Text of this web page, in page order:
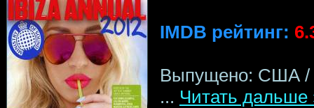
IMDB рейтинг:
Выпущено: США /
... Читать дальше